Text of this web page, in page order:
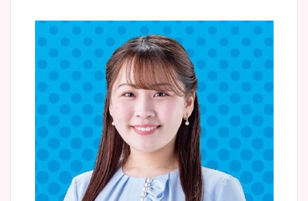
安藤萌々アナのカップ画像や
ニット衣装まとめ！美足の筋
肉も凄い！
鈴木唯の太ってた時の体重が
ヤバすぎww原因や痩せたダ
イエット方は？昔と現在を画
像比較！